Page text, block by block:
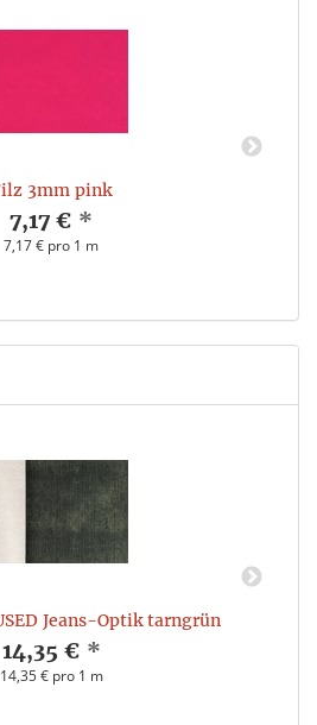
3mm pink
7,17 € *
7,17 € pro 1 m
Jeans-Optik tarngrün
14,35 € *
14,35 € pro 1 m